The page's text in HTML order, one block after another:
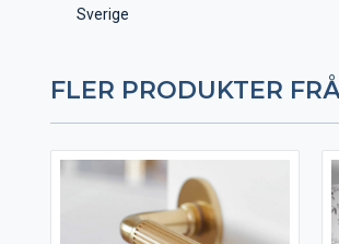
Sverige
FLER PRODUKTER